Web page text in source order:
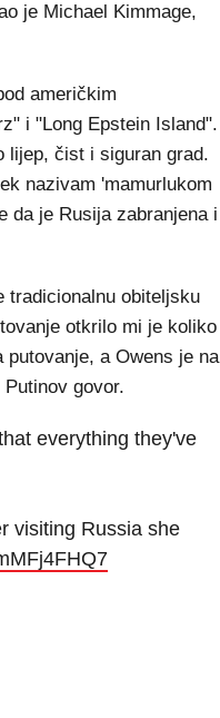
je Michael Kimmage,
američkim
i "Long Epstein Island".
lijep, čist i siguran grad.
nazivam 'mamurlukom
da je Rusija zabranjena i
tradicionalnu obiteljsku
otkrilo mi je koliko
a Owens je na
govor.
everything they've
visiting Russia she